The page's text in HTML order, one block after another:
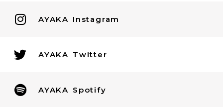
AYAKA Instagram
AYAKA Twitter
AYAKA Spotify